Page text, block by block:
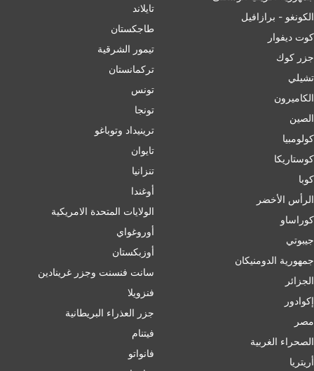
الكونغو - برازافيل
كوت ديفوار
جزر كوك
تشيلي
الكاميرون
الصين
کولومبیا
كوستاريكا
كوبا
الرأس الأخضر
كوراساو
جيبوتي
جمهورية الدومنيكان
الجزائر
إكوادور
مصر
الصحراء الغربية
أريتريا
تايلاند
طاجكستان
تيمور الشرقية
تركمانستان
تونس
تونجا
ترينيداد وتوباغو
تايوان
تنزانيا
أوغندا
الولايات المتحدة الامريكية
أوروغواي
أوزبكستان
سانت فنسنت وجزر غرينادين
فنزويلا
جزر العذراء البريطانية
فيتنام
فانواتو